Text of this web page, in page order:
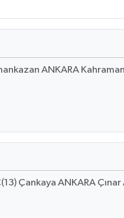
ANKARA
Çankaya ANKARA Çınar